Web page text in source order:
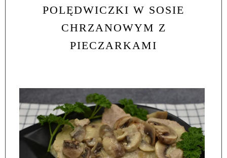
POLĘDWICZKI W SOSIE
CHRZANOWYM Z
PIECZARKAMI